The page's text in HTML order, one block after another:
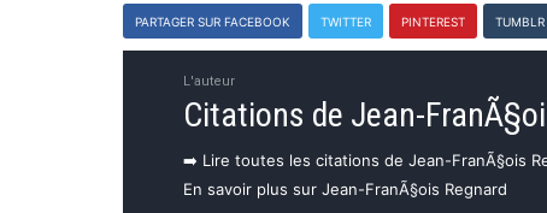
PARTAGER SUR FACEBOOK TWITTER PINTEREST TUMBLR
L'auteur
Citations de Jean-
➡️ Lire toutes les citations de Jean-FranÃ§ois
En savoir plus sur Jean-FranÃ§ois Regnard